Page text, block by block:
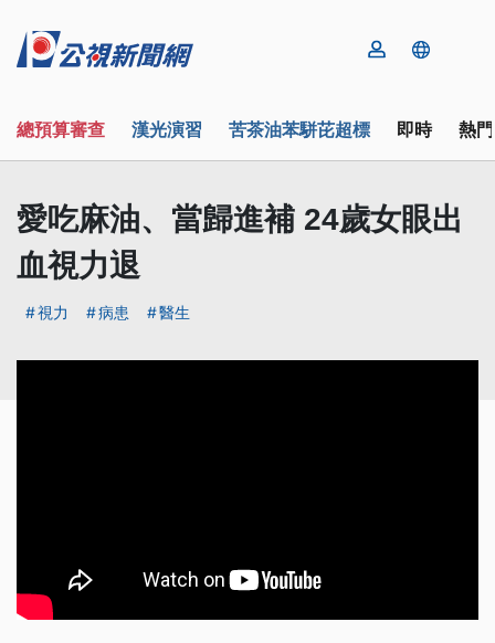
總預算審查 漢光演習 苦茶油苯駢芘超標 即時 熱
愛吃麻油、當歸進補 24歲女眼出
血視力退
視力 病患 醫生